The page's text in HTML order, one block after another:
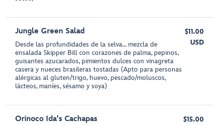
Jungle Green Salad
Desde las profundidades de la selva… mezcla de
ensalada Skipper Bill con corazones de palma, pepinos,
guisantes azucarados, pimientos dulces con vinagreta
casera y nueces brasileras tostadas (Apto para personas
alérgicas al gluten/trigo, huevo, pescado/moluscos,
lácteos, maníes, sésamo y soya)
$11.00
USD
Orinoco Ida's Cachapas
$15.00